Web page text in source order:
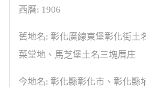
西曆: 1906
舊地名: 彰化廣線東堡彰化街土
菜堂地、馬芝堡土名三塊厝庄
今地名: 彰化縣彰化市、彰化縣